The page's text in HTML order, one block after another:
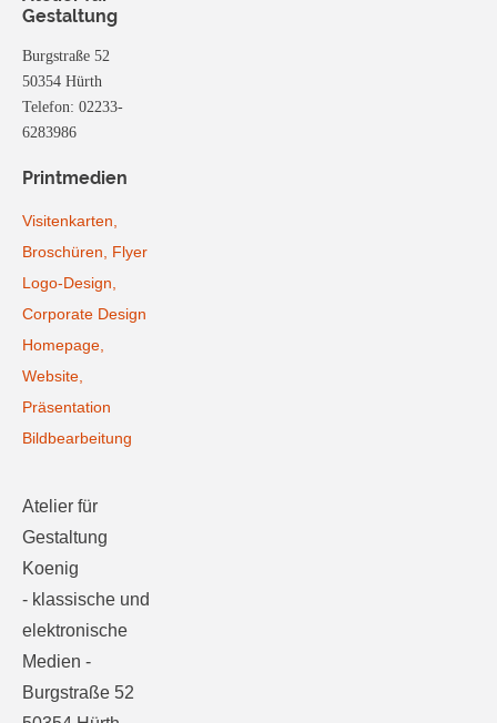
Gestaltung
Burgstraße 52
50354 Hürth
Telefon: 02233-
6283986
Printmedien
Visitenkarten,
Broschüren, Flyer
Logo-Design,
Corporate Design
Homepage,
Website,
Präsentation
Bildbearbeitung
Atelier für
Gestaltung
Koenig
- klassische und
elektronische
Medien -
Burgstraße 52